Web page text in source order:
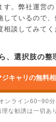
す。弊社運営の
しているので
談してみてく
、選択肢の整
ジキャリの無料
ンライン60~90分
な勧誘は一切あ